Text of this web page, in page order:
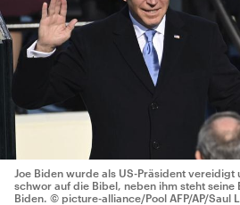
Joe Biden wurde als US-Präsident vereidigt
schwor auf die Bibel, neben ihm steht seine
Biden. © picture-alliance/Pool AFP/AP/Saul